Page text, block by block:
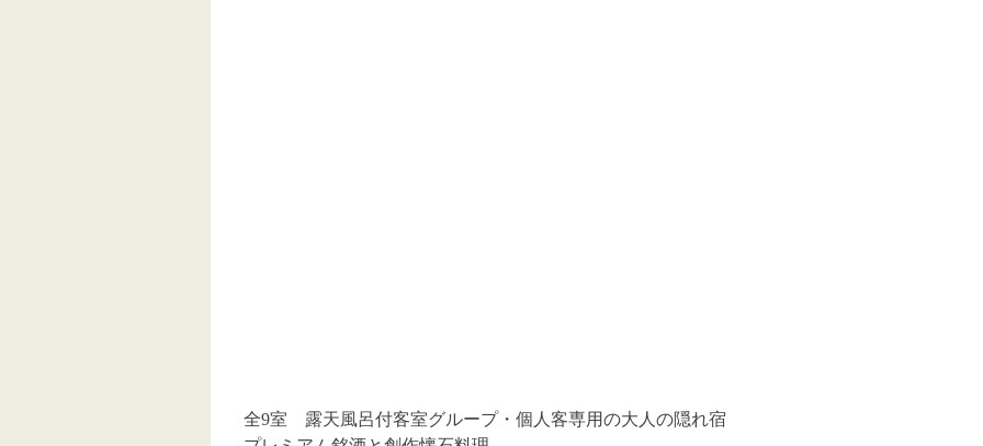
全9室 露天風呂付客室グループ・個人客専用の大人の隠れ宿